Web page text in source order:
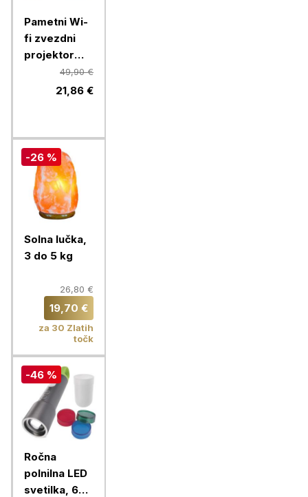
Pametni Wi-
fi zvezdni
projektor
Chameleon
49,90 €
21,86 €
-26 %
Solna lučka,
3 do 5 kg
26,80 €
19,70 €
za 30 Zlatih
točk
-46 %
Ročna
polnilna LED
svetilka, 600